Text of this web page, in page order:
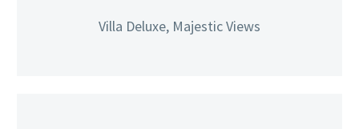
Villa Deluxe, Majestic Views